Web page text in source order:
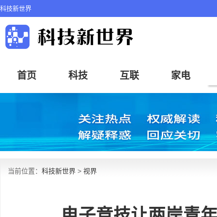
科技新世界
首页 科技 互联 家电
当前位置： 科技新世界 > 视界